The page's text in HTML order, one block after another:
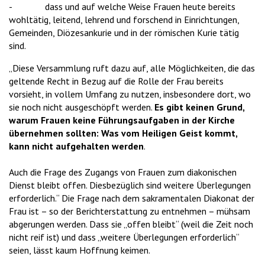
- dass und auf welche Weise Frauen heute bereits
wohltätig, leitend, lehrend und forschend in Einrichtungen,
Gemeinden, Diözesankurie und in der römischen Kurie tätig
sind.
„Diese Versammlung ruft dazu auf, alle Möglichkeiten, die das
geltende Recht in Bezug auf die Rolle der Frau bereits
vorsieht, in vollem Umfang zu nutzen, insbesondere dort, wo
sie noch nicht ausgeschöpft werden. Es gibt keinen Grund,
warum Frauen keine Führungsaufgaben in der Kirche
übernehmen sollten: Was vom Heiligen Geist kommt,
kann nicht aufgehalten werden.
Auch die Frage des Zugangs von Frauen zum diakonischen
Dienst bleibt offen. Diesbezüglich sind weitere Überlegungen
erforderlich.“ Die Frage nach dem sakramentalen Diakonat der
Frau ist – so der Berichterstattung zu entnehmen – mühsam
abgerungen werden. Dass sie „offen bleibt“ (weil die Zeit noch
nicht reif ist) und dass „weitere Überlegungen erforderlich“
seien, lässt kaum Hoffnung keimen.